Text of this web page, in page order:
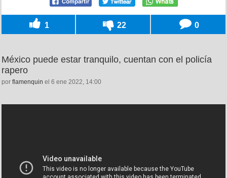
1 22 0
México puede estar tranquilo, cuentan con el policía
rapero
por flamenquin el 6 ene 2022, 14:00